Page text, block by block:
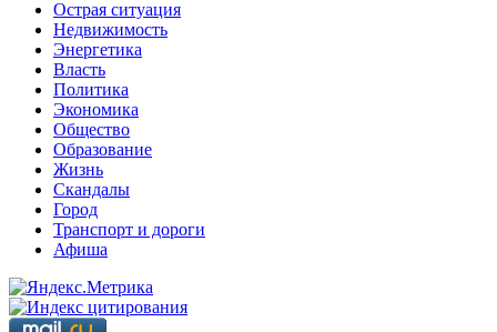
Острая ситуация
Недвижимость
Энергетика
Власть
Политика
Экономика
Общество
Образование
Жизнь
Скандалы
Город
Транспорт и дороги
Афиша